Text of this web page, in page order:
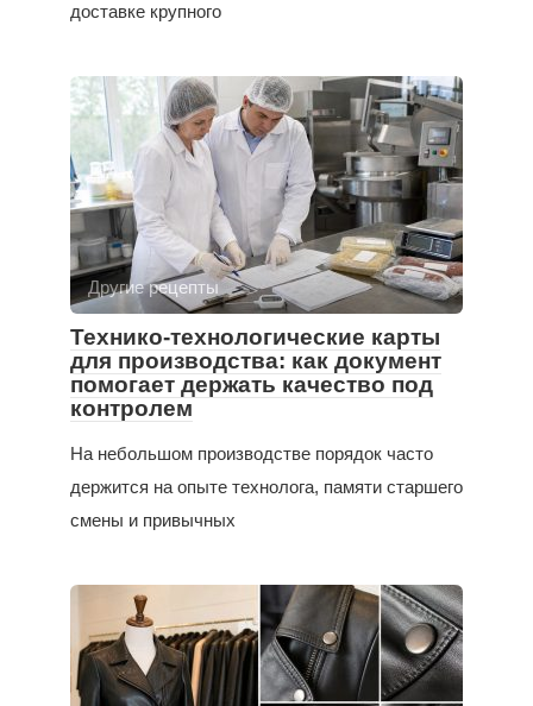
доставке крупного
Другие рецепты
Технико-технологические карты
для производства: как документ
помогает держать качество под
контролем
На небольшом производстве порядок часто
держится на опыте технолога, памяти старшего
смены и привычных